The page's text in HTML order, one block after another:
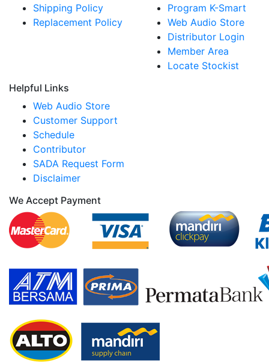
Shipping Policy
Replacement Policy
Program K-Smart
Web Audio Store
Distributor Login
Member Area
Locate Stockist
Helpful Links
Web Audio Store
Customer Support
Schedule
Contributor
SADA Request Form
Disclaimer
We Accept Payment